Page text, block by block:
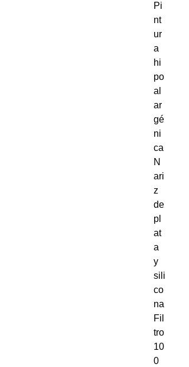
Pi
nt
ur
a
hi
po
al
ar
gé
ni
ca
N
ari
z
de
pl
at
a
y
sili
co
na
Fil
tro
10
0